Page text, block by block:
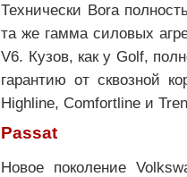
Технически Bora
та же гамма силовых
V6. Кузов, как у Golf,
гарантию от сквозной
Highline, Comfortline и
Passat
Новое поколение